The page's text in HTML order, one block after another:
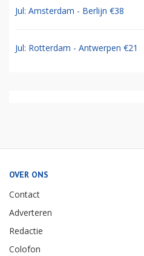
Jul: Amsterdam - Berlijn €38
Jul: Rotterdam - Antwerpen €21
OVER ONS
Contact
Adverteren
Redactie
Colofon